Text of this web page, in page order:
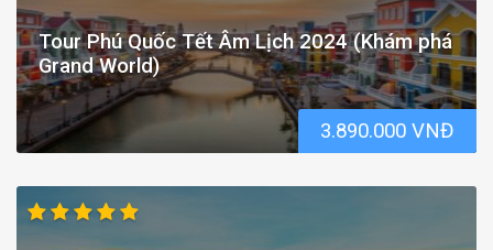
Tour Phú Quốc Tết Âm Lịch 2024 (Khám phá
Grand World)
3.890.000 VNĐ